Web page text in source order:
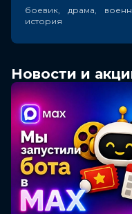
боевик, драма,
история
Новости и